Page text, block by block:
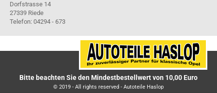
Dorfstrasse 14
27339 Riede
Telefon: 04294 - 673
Bitte beachten Sie den Mindestbestellwert von 10,00 Euro
© 2019 - All rights reserved - Autoteile Haslop